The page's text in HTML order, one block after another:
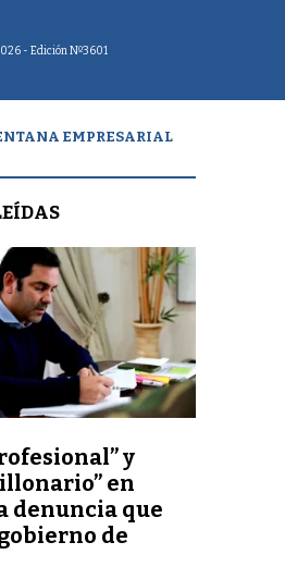
- Edición Nº3601
EMPRESARIAL
y
en
denuncia que
de